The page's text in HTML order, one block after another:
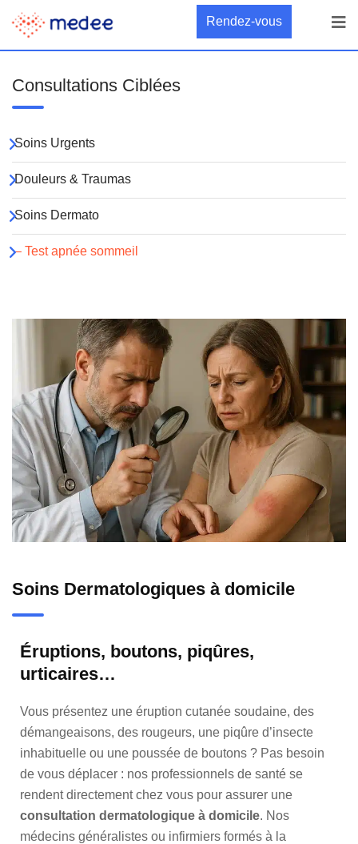
Rendez-vous
Consultations Ciblées
Soins Urgents
Douleurs & Traumas
Soins Dermato
– Test apnée sommeil
Soins Dermatologiques à domicile
Éruptions, boutons, piqûres,
urticaires…
Vous présentez une éruption cutanée soudaine, des
démangeaisons, des rougeurs, une piqûre d’insecte
inhabituelle ou une poussée de boutons ? Pas besoin
de vous déplacer : nos professionnels de santé se
rendent directement chez vous pour assurer une
consultation dermatologique à domicile. Nos
médecins généralistes ou infirmiers formés à la